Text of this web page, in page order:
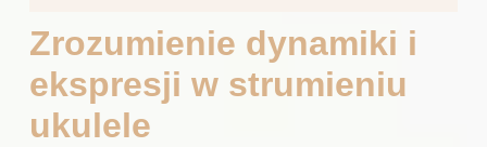
Zrozumienie dynamiki i
ekspresji w strumieniu
ukulele